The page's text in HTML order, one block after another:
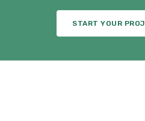
START YOUR